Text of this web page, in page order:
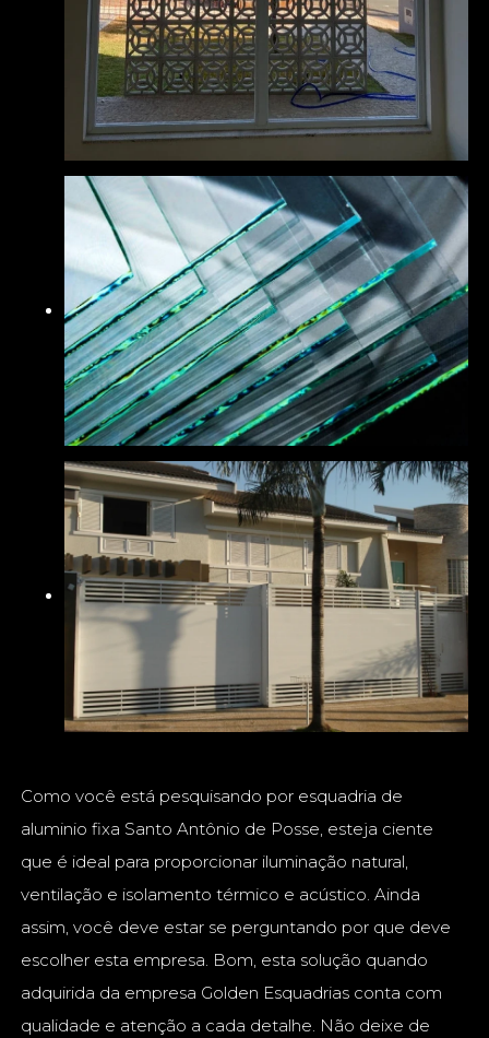
Como você está pesquisando por esquadria de
aluminio fixa Santo Antônio de Posse, esteja ciente
que é ideal para proporcionar iluminação natural,
ventilação e isolamento térmico e acústico. Ainda
assim, você deve estar se perguntando por que deve
escolher esta empresa. Bom, esta solução quando
adquirida da empresa Golden Esquadrias conta com
qualidade e atenção a cada detalhe. Não deixe de